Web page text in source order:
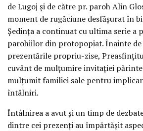
de Lugoj și de către pr. paroh Alin
moment de rugăciune desfășurat în
Ședința a continuat cu ultima serie a
parohiilor din protopopiat. Înainte de
prezentările propriu-zise,
cuvânt de mulțumire invitației
mulțumit familiei sale pentru
întâlniri.
Întâlnirea a avut și un timp de
dintre cei prezenți au împărtășit